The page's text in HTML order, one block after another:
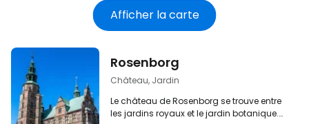
Afficher la carte
Rosenborg
Château, Jardin
Le château de Rosenborg se trouve entre
les jardins royaux et le jardin botanique.